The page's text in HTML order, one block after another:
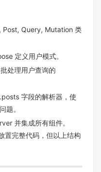
Post, Query, Mutation 类
定义用户模式。
处理用户查询的
字段的解析器，使
题。
并集成所有组件。
置完整代码，但以上结构